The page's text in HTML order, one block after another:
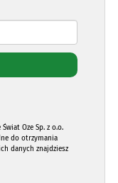
Oze Sp. z o.o.
do otrzymania
danych znajdziesz